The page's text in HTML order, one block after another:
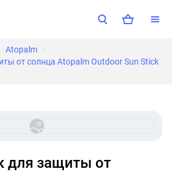
Atopalm /
от солнца Atopalm Outdoor Sun Stick